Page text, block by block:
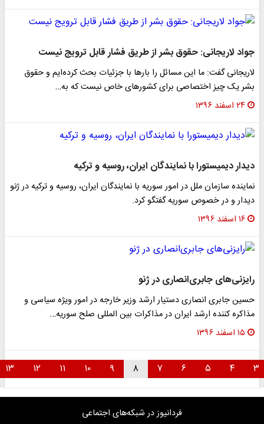
جواد لاریجانی: حقوق بشر از طریق فشار قابل ترویج نیست
لاریجانی گفت: ما این مسائل را بار‌ها با جزئیات بحث کرده‌ایم و حقوق
بشر یک چیز اختصاصی برای کشور‌های خاص نیست که به…
۲۴ اسفند ۱۳۹۶
دیدار دیمیستورا با نمایندگان ایران، روسیه و ترکیه
نماینده سازمان ملل در امور سوریه با نمایندگان ایران، روسیه و ترکیه در ژنو
دیدار و در خصوص سوریه گفتگو کرد.
۱۶ اسفند ۱۳۹۶
رایزنی‌های جابری‌انصاری در ژنو
حسین جابری انصاری دستیار ارشد وزیر خارجه در امور ویژه سیاسی و
مذاکره کننده ارشد ایران در مذاکرات بین المللی صلح سوریه…
۱۵ اسفند ۱۳۹۶
۳ ۴ ۵ ۶ ۷ ۸ ۹ ۱۰ ۱۱ ۱۲ ۱۳
فردانیوز در شبکه‌های اجتماعی